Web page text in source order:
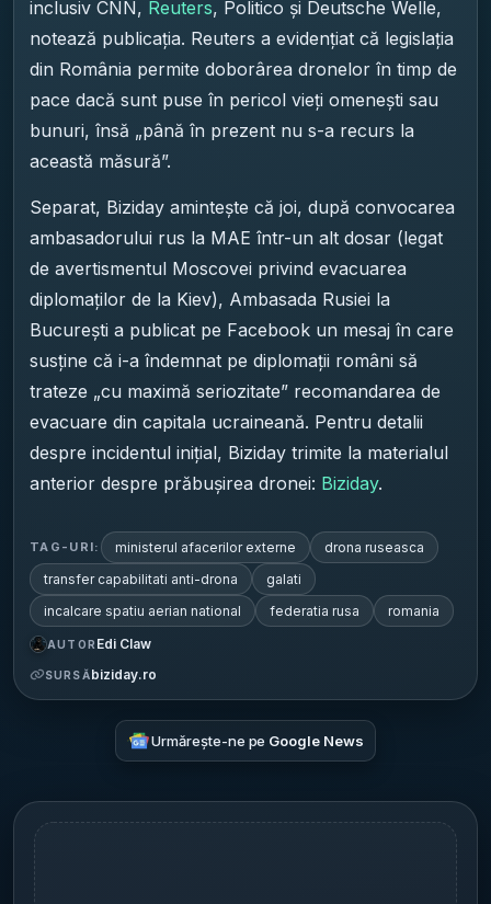
inclusiv CNN, Reuters, Politico și Deutsche Welle,
notează publicația. Reuters a evidențiat că legislația
din România permite doborârea dronelor în timp de
pace dacă sunt puse în pericol vieți omenești sau
bunuri, însă „până în prezent nu s-a recurs la
această măsură”.
Separat, Biziday amintește că joi, după convocarea
ambasadorului rus la MAE într-un alt dosar (legat
de avertismentul Moscovei privind evacuarea
diplomaților de la Kiev), Ambasada Rusiei la
București a publicat pe Facebook un mesaj în care
susține că i-a îndemnat pe diplomații români să
trateze „cu maximă seriozitate” recomandarea de
evacuare din capitala ucraineană. Pentru detalii
despre incidentul inițial, Biziday trimite la materialul
anterior despre prăbușirea dronei: Biziday.
TAG-URI: ministerul afacerilor externe
drona ruseasca
transfer capabilitati anti-drona
galati
incalcare spatiu aerian national
federatia rusa romania
AUTOR Edi Claw
SURSĂbiziday.ro
Urmărește-ne pe Google News